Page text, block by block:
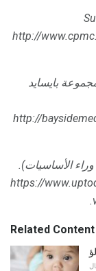
http://
بايسايد
http://
الأساسيات).
https://
Related Content